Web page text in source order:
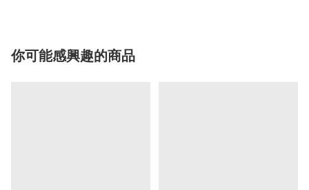
你可能感興趣的商品